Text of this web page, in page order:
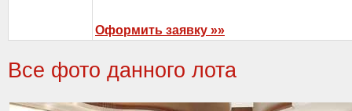
Оформить заявку »»
Все фото данного лота